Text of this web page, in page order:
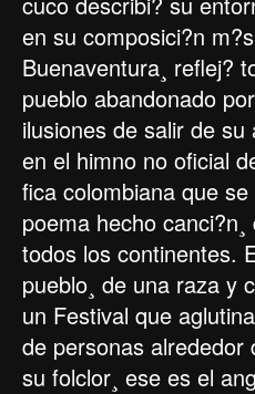
en su composici?n
Buenaventura¸ reflej?
pueblo abandonado
ilusiones de salir de
en el himno no oficial
fica colombiana que
poema hecho
todos los continentes.
pueblo¸ de una raza y
un Festival que
de personas
su folclor¸ ese es el